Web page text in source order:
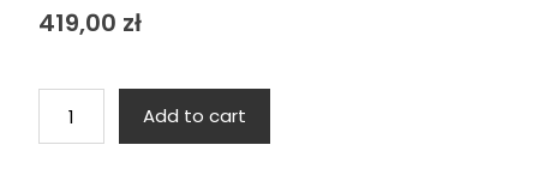
419,00 zł
Tesi
Add to cart